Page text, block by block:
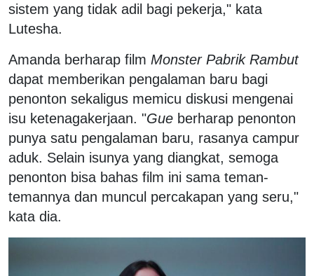
sistem yang tidak adil bagi pekerja," kata
Lutesha.
Amanda berharap film Monster Pabrik Rambut
dapat memberikan pengalaman baru bagi
penonton sekaligus memicu diskusi mengenai
isu ketenagakerjaan. "Gue berharap penonton
punya satu pengalaman baru, rasanya campur
aduk. Selain isunya yang diangkat, semoga
penonton bisa bahas film ini sama teman-
temannya dan muncul percakapan yang seru,"
kata dia.